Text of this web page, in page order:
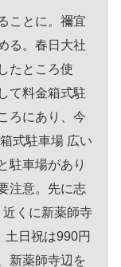
ことに。禰宜
る。春日大社
たところ使
て料金箱式駐
ろにあり、今
式駐車場 広い
駐車場があり
注意。先に志
くに新薬師寺
土日祝は990円
新薬師寺辺を